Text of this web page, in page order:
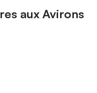
aux Avirons